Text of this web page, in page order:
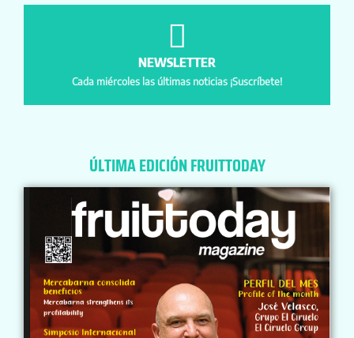
NEWSLETTER
Cada miércoles las últimas noticias ¡Suscríbete!
ÚLTIMA EDICIÓN FRUITTODAY